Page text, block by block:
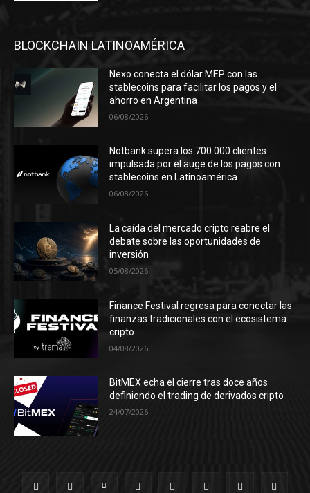
BLOCKCHAIN LATINOAMÉRICA
Nexo conecta el dólar MEP con las
stablecoins para facilitar los pagos y el
ahorro en Argentina
06/08/2026
Notbank supera los 700.000 clientes
impulsada por el auge de los pagos con
stablecoins en Latinoamérica
06/08/2026
La caída del mercado cripto reabre el
debate sobre las oportunidades de
inversión
05/08/2026
Finance Festival regresa para conectar las
finanzas tradicionales con el ecosistema
cripto
04/08/2026
BitMEX echa el cierre tras doce años
definiendo el trading de derivados cripto
24/07/2026